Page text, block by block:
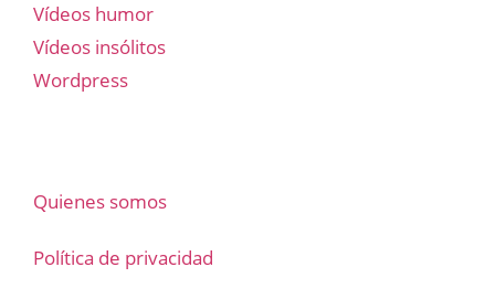
Vídeos humor
Vídeos insólitos
Wordpress
Quienes somos
Política de privacidad